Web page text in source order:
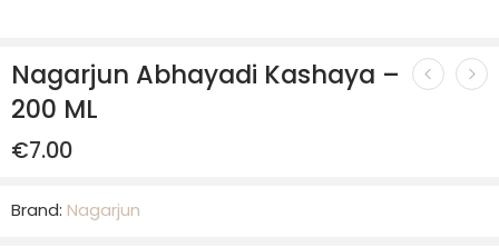
Nagarjun Abhayadi Kashaya –
200 ML
€7.00
Brand: Nagarjun